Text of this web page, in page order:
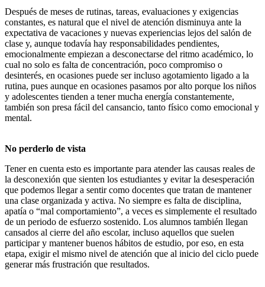
Después de meses de rutinas, tareas, evaluaciones y exigencias
constantes, es natural que el nivel de atención disminuya ante la
expectativa de vacaciones y nuevas experiencias lejos del salón de
clase y, aunque todavía hay responsabilidades pendientes,
emocionalmente empiezan a desconectarse del ritmo académico, lo
cual no solo es falta de concentración, poco compromiso o
desinterés, en ocasiones puede ser incluso agotamiento ligado a la
rutina, pues aunque en ocasiones pasamos por alto porque los niños
y adolescentes tienden a tener mucha energía constantemente,
también son presa fácil del cansancio, tanto físico como emocional y
mental.
No perderlo de vista
Tener en cuenta esto es importante para atender las causas reales de
la desconexión que sienten los estudiantes y evitar la desesperación
que podemos llegar a sentir como docentes que tratan de mantener
una clase organizada y activa. No siempre es falta de disciplina,
apatía o “mal comportamiento”, a veces es simplemente el resultado
de un periodo de esfuerzo sostenido. Los alumnos también llegan
cansados al cierre del año escolar, incluso aquellos que suelen
participar y mantener buenos hábitos de estudio, por eso, en esta
etapa, exigir el mismo nivel de atención que al inicio del ciclo puede
generar más frustración que resultados.